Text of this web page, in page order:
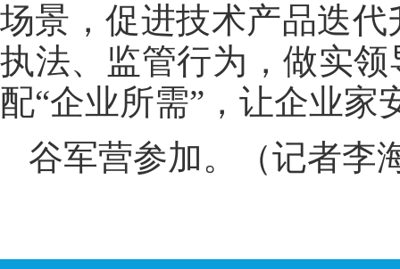
场景，促进技术产品迭
执法、监管行为，做实
配“企业所需”，让企业家
谷军营参加。（记者李